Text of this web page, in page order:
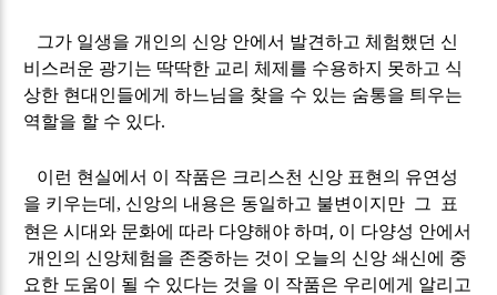
그가 일생을 개인의 신앙 안에서 발견하고 체험했던 신
비스러운 광기는 딱딱한 교리 체제를 수용하지 못하고 식
상한 현대인들에게 하느님을 찾을 수 있는 숨통을 틔우는
역할을 할 수 있다.
이런 현실에서 이 작품은 크리스천 신앙 표현의 유연성
을 키우는데, 신앙의 내용은 동일하고 불변이지만 그 표
현은 시대와 문화에 따라 다양해야 하며, 이 다양성 안에서
개인의 신앙체험을 존중하는 것이 오늘의 신앙 쇄신에 중
요한 도움이 될 수 있다는 것을 이 작품은 우리에게 알리고